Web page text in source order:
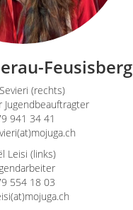
Feusisberg
(rechts)
Jugendbeauftragter
941 34 41
Leisi (links)
554 18 03